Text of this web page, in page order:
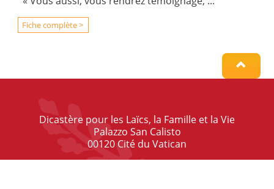
Fiche complète >
Dicastère pour les Laïcs, la Famille et la Vie
Palazzo San Calisto
00120 Cité du Vatican